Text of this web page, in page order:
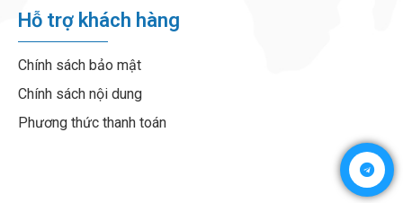
Hỗ trợ khách hàng
Chính sách bảo mật
Chính sách nội dung
Phương thức thanh toán